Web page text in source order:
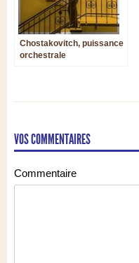
Chostakovitch, puissance
orchestrale
VOS COMMENTAIRES
Commentaire